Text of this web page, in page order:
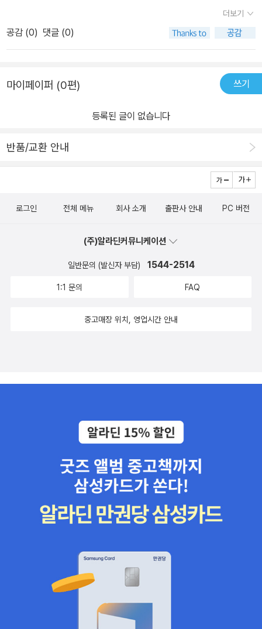
당할 수 있네~하고 살아왔던 건가?...​물론 미래와 죽음 이후에 대한
막연한 불안은 또 얘기가 다르지만요.각 장마다 작가가 전해 주고 싶
생기면 불안한 마음이분명 가벼워진다는 것.자신에게 OK 사인을 자
주 보내면변화가 시작됩니다. '​정말 이치에 맞는 말씀이네요.평소의
로 마음이 변화하고 긍정적으로 돌아서는 기로에서게 되는 것 같습니
다.​인생이... 그런 것 같습니다.이 책을 다 읽고 나서는영화 인사이드
릿속에서 생활해야즐겁게 성장하는 사람이 된다는 걸다시 한번 알게
되었으며불안을 안고 사는 분들이 이 책을 읽고 편안해지는 습관을
만들어 갔으면 참 좋겠습니다.​마인드컨트롤~자기 계발서로 추천!!​
자신감이 없어 생기는 불안은 자신을 쓰다듬고 위로와 격려의 말을
건내야 한다.이런 나도 괜찮다고 인정하고 부정적인 자신을 과거형을
끝맺아야 한다.​~해야 한다에서 ~할 수 있으면 좋겠다로 장벽을 낮춰
으로 바라보고 여유를 가져야 한다. 사람에게 느끼는 불안은 정도의
연관시키지 않는 습관을 들여야 한다. 부정적인 '착각하는 버릇'에 강
를 떠올려보라고 한다. 저자가 버릇의 유형마다 붙여준 이름이 유쾌
와서 부정적인 감정이 어느새 변화하고 있음을 느끼게 된다. 어떤 자
다.​이야기가 서툴러도 '마법의 말'로 상대방과 즐거운 대화를 할 수 있
다.어색한 사람과 이야기를 나눈다면 상대방의 하트와 나의 하트가
연결된 모습을 상상하면 이전보다 가깝고 친근하게 느껴진다. 상대방
된다.상대방의 단점을 시각을 달리해 장점으로 바꾸어 볼 수 있는 리
딩 명상법을 통해 자신감 있는 내가 되도록 트레이닝할 수 있다.듣기
힘든 잔소리를 유쾌하게 극복할 수 있는 방법을 알려주어 웃음이 난
다.저자는 불안을 심각한 방법이 아닌 유쾌하게 관점을 바꾸고 마음
과 사고의 트레이닝 통해 전환시키는 작은 습관들로 마음에 박힌 가
시를 뽑게 한다. ​귀의 '신문'이라는 혈자리를 자극하는 방법을 통해 공
황증상을 완화시킬 수 있다고 한다.마음이 차분해지는 4점 호흡법,
압박감을 진정시키는 법, 꼬리를 무는 생각을 멈추는 법은 어렵지 않
'그건 그거고'로 감정보다 목적에 초점을 맞춘다.불안은 바꿀 수 있는
것이었다. 혼잣말이나 마인트컨트롤뿐 아니라 오감을 활용한 자극을
통해서도 개선할 수 있는 것이었다.​​막연한 불덩어리를 종이 위에 모
조리 쏟아내고 '월륜관 명상'을 통해 보름달처럼 마음처럼 밝아질 수
있다. 운동+음악+몰두할 수 있는 일에 도전하면 이유 모를 불안감이
더보기
공감 (0) 댓글 (0)
마이페이퍼 (0편) 쓰기
등록된 글이 없습니다
반품/교환 안내
로그인 전체 메뉴 회사 소개 출판사 안내 PC 버전
(주)알라딘커뮤니케이션
일반문의 (발신자 부담) 1544-2514
1:1 문의 FAQ
중고매장 위치, 영업시간 안내